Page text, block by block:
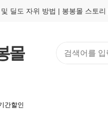
딜도 자위 방법 | 봉봉몰 스토리
몰
간할인